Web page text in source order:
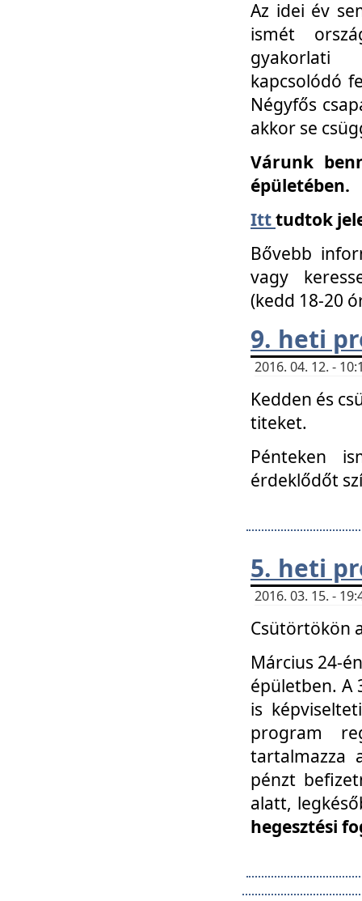
Az idei év
ismét
gyakorlati
kapcsolódó
Négyfős
akkor se
Várunk
épületében.
Itttudtok
Bővebb
vagy
(kedd 18-20
9. heti
2016. 04. 12. -
Kedden és
titeket.
Pénteken
érdeklődőt
5. heti
2016. 03. 15. -
Csütörtökön
Március 24-
épületben. A
is
program
tartalmazza
pénzt
alatt,
hegesztési